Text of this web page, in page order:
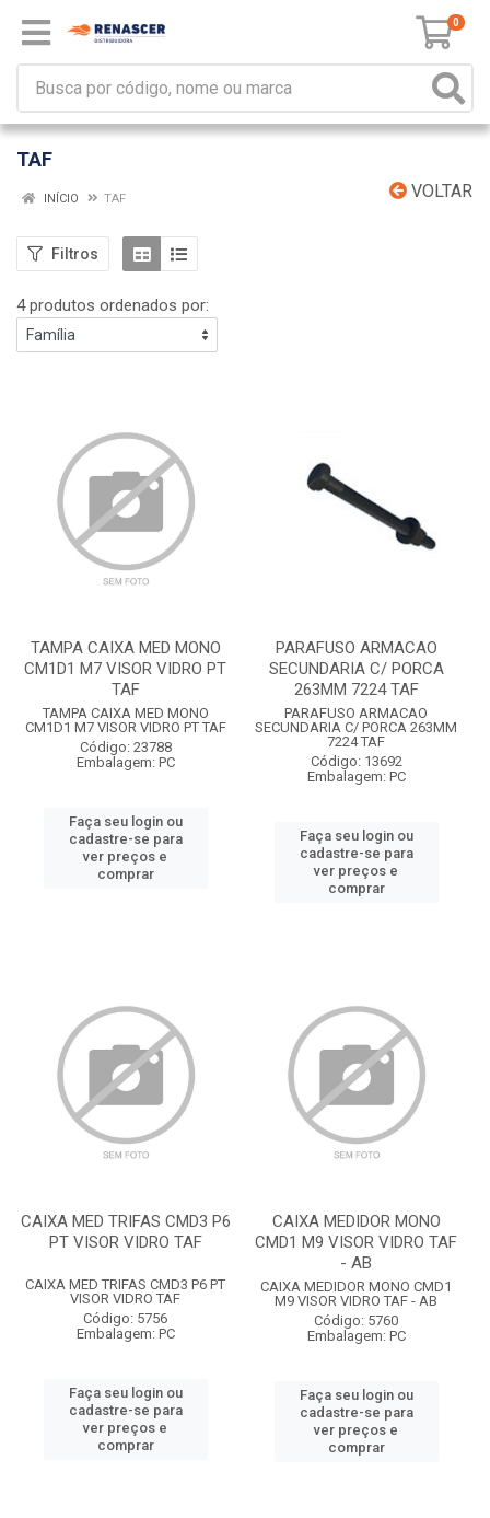
0
TAF
VOLTAR
INÍCIO TAF
Filtros
4 produtos ordenados por:
TAMPA CAIXA MED MONO
CM1D1 M7 VISOR VIDRO PT
TAF
TAMPA CAIXA MED MONO
CM1D1 M7 VISOR VIDRO PT TAF
Código: 23788
Embalagem: PC
Faça seu login ou
cadastre-se para
ver preços e
comprar
PARAFUSO ARMACAO
SECUNDARIA C/ PORCA
263MM 7224 TAF
PARAFUSO ARMACAO
SECUNDARIA C/ PORCA 263MM
7224 TAF
Código: 13692
Embalagem: PC
Faça seu login ou
cadastre-se para
ver preços e
comprar
CAIXA MED TRIFAS CMD3 P6
PT VISOR VIDRO TAF
CAIXA MED TRIFAS CMD3 P6 PT
VISOR VIDRO TAF
Código: 5756
Embalagem: PC
Faça seu login ou
cadastre-se para
ver preços e
comprar
CAIXA MEDIDOR MONO
CMD1 M9 VISOR VIDRO TAF
- AB
CAIXA MEDIDOR MONO CMD1
M9 VISOR VIDRO TAF - AB
Código: 5760
Embalagem: PC
Faça seu login ou
cadastre-se para
ver preços e
comprar